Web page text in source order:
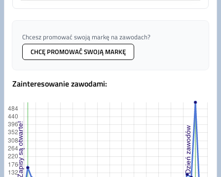
Chcesz promować swoją markę na zawodach?
CHCĘ PROMOWAĆ SWOJĄ MARKĘ
Zainteresowanie zawodami: